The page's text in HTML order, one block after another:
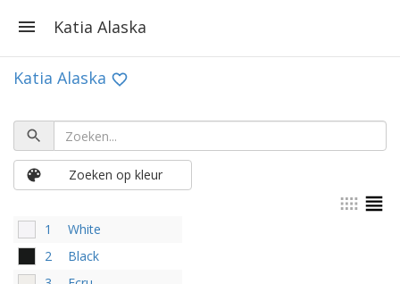
Katia Alaska
Katia Alaska
Zoeken op kleur
1
White
2
Black